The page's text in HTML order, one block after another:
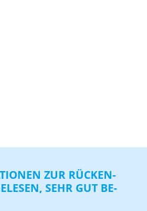
ZUR RÜ­CKEN­
SEHR GUT BE­